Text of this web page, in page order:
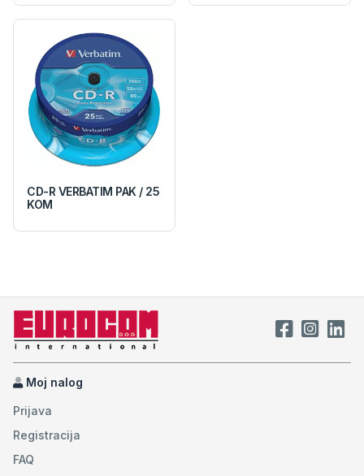
CD-R VERBATIM PAK / 25
KOM
Moj nalog
Prijava
Registracija
FAQ